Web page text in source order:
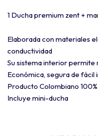
1 Ducha premium zent +
Elaborada con materiales
conductividad
Su sistema interior
Económica, segura de
Producto Colombiano
Incluye mini-ducha